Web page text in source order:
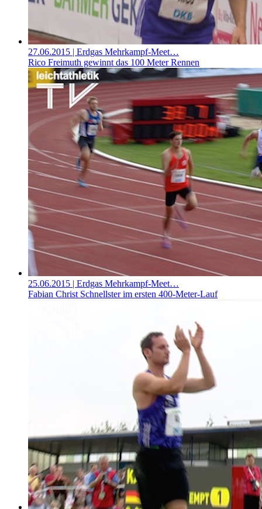
27.06.2015 | Erdgas Mehrkampf-Meet…
Rico Freimuth gewinnt das 100 Meter Rennen
25.06.2015 | Erdgas Mehrkampf-Meet…
Fabian Christ Schnellster im ersten 400-Meter-Lauf